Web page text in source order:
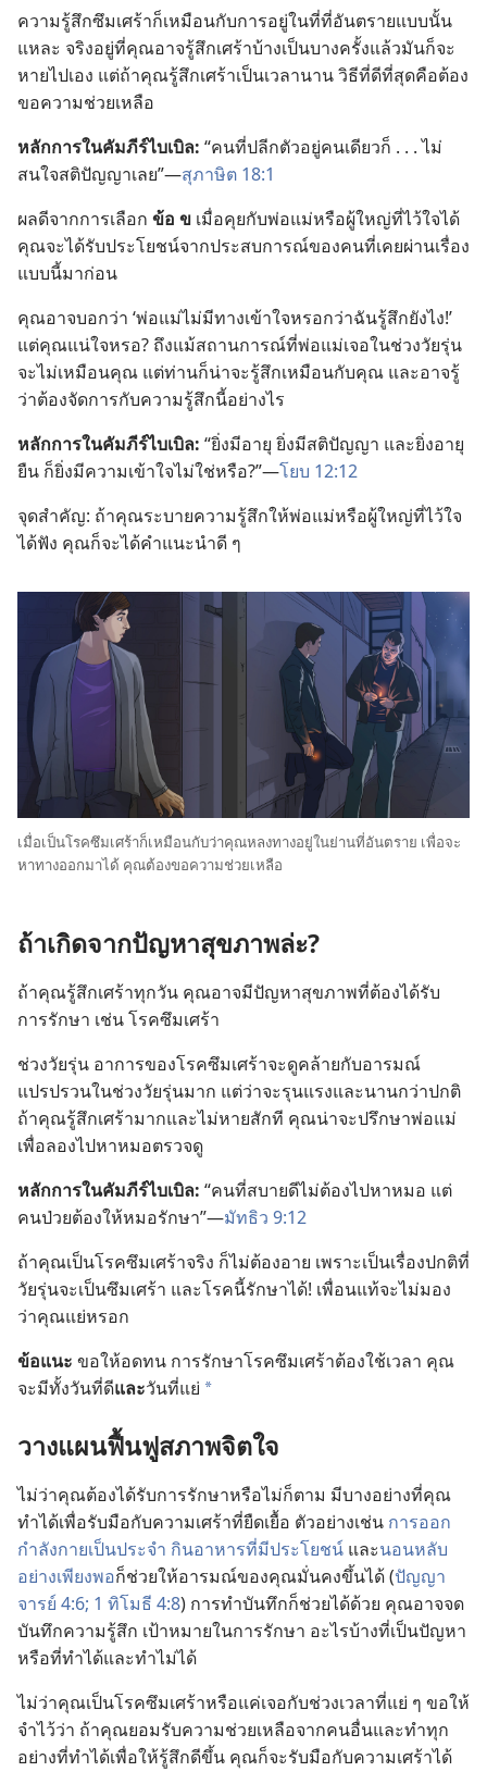
ความ​รู้สึก​ซึมเศร้า​ก็​เหมือน​กับ​การ​อยู่​ใน​ที่​ที่​อันตราย​แบบ​นั้น​
แหละ จริง​อยู่​ที่​คุณ​อาจ​รู้สึก​เศร้า​บ้าง​เป็น​บาง​ครั้ง​แล้ว​มัน​ก็​จะ​
หาย​ไป​เอง แต่​ถ้า​คุณ​รู้สึก​เศร้า​เป็น​เวลา​นาน วิธี​ที่​ดี​ที่​สุด​คือ​ต้อง​
ขอ​ความ​ช่วยเหลือ
หลักการ​ใน​คัมภีร์​ไบเบิล: “คน​ที่​ปลีก​ตัว​อยู่​คน​เดียว​ก็ . . . ไม่​
สนใจ​สติ​ปัญญา​เลย”—สุภาษิต 18:1
ผล​ดี​จาก​การ​เลือก ข้อ ข เมื่อ​คุย​กับ​พ่อ​แม่​หรือ​ผู้​ใหญ่​ที่​ไว้​ใจ​ได้
คุณ​จะ​ได้​รับ​ประโยชน์​จาก​ประสบการณ์​ของ​คน​ที่​เคย​ผ่าน​เรื่อง​
แบบ​นี้​มา​ก่อน
คุณ​อาจ​บอก​ว่า ‘พ่อ​แม่​ไม่​มี​ทาง​เข้าใจ​หรอก​ว่า​ฉัน​รู้สึก​ยัง​ไง!’
แต่​คุณ​แน่​ใจ​หรอ? ถึง​แม้​สถานการณ์​ที่​พ่อ​แม่​เจอ​ใน​ช่วง​วัยรุ่น​
จะ​ไม่​เหมือน​คุณ แต่​ท่าน​ก็​น่า​จะ​รู้สึก​เหมือน​กับ​คุณ และ​อาจ​รู้​
ว่า​ต้อง​จัด​การ​กับ​ความ​รู้สึก​นี้​อย่าง​ไร
หลักการ​ใน​คัมภีร์​ไบเบิล: “ยิ่ง​มี​อายุ ยิ่ง​มี​สติ​ปัญญา และ​ยิ่ง​อายุ​
ยืน ก็​ยิ่ง​มี​ความ​เข้าใจ​ไม่​ใช่​หรือ?”—โยบ 12:12
จุด​สำคัญ: ถ้า​คุณ​ระบาย​ความ​รู้สึก​ให้​พ่อ​แม่​หรือ​ผู้​ใหญ่​ที่​ไว้​ใจ​
ได้​ฟัง คุณ​ก็​จะ​ได้​คำ​แนะ​นำ​ดี ๆ
เมื่อ​เป็น​โรค​ซึมเศร้า​ก็​เหมือน​กับ​ว่า​คุณ​หลง​ทาง​อยู่​ใน​ย่าน​ที่​อันตราย เพื่อ​จะ​
หา​ทาง​ออก​มา​ได้ คุณ​ต้อง​ขอ​ความ​ช่วยเหลือ
ถ้า​เกิด​จาก​ปัญหา​สุขภาพ​ล่ะ?
ถ้า​คุณ​รู้สึก​เศร้า​ทุก​วัน คุณ​อาจ​มี​ปัญหา​สุขภาพ​ที่​ต้อง​ได้​รับ​
การ​รักษา เช่น โรค​ซึมเศร้า
ช่วง​วัยรุ่น อาการ​ของ​โรค​ซึมเศร้า​จะ​ดู​คล้าย​กับ​อารมณ์​
แปรปรวน​ใน​ช่วง​วัยรุ่น​มาก แต่​ว่า​จะ​รุนแรง​และ​นาน​กว่า​ปกติ
ถ้า​คุณ​รู้สึก​เศร้า​มาก​และ​ไม่​หาย​สัก​ที คุณ​น่า​จะ​ปรึกษา​พ่อ​แม่​
เพื่อ​ลอง​ไป​หา​หมอ​ตรวจ​ดู
หลักการ​ใน​คัมภีร์​ไบเบิล: “คน​ที่​สบาย​ดี​ไม่​ต้อง​ไป​หา​หมอ แต่​
คน​ป่วย​ต้อง​ให้​หมอ​รักษา”—มัทธิว 9:12
ถ้า​คุณ​เป็น​โรค​ซึมเศร้า​จริง ก็​ไม่​ต้อง​อาย เพราะ​เป็น​เรื่อง​ปกติ​ที่​
วัยรุ่น​จะ​เป็น​ซึมเศร้า และ​โรค​นี้​รักษา​ได้! เพื่อน​แท้​จะ​ไม่​มอง​
ว่า​คุณ​แย่​หรอก
ข้อ​แนะ ขอ​ให้​อด​ทน การ​รักษา​โรค​ซึมเศร้า​ต้อง​ใช้​เวลา คุณ​
จะ​มี​ทั้ง​วัน​ที่​ดี​และ​วัน​ที่​แย่ a
วาง​แผน​ฟื้นฟู​สภาพ​จิตใจ
ไม่​ว่า​คุณ​ต้อง​ได้​รับ​การ​รักษา​หรือ​ไม่​ก็​ตาม มี​บาง​อย่าง​ที่​คุณ​
ทำ​ได้​เพื่อ​รับมือ​กับ​ความ​เศร้า​ที่​ยืดเยื้อ ตัว​อย่าง​เช่น การ​ออก​
กำลัง​กาย​เป็น​ประจำ กิน​อาหาร​ที่​มี​ประโยชน์ และ​นอน​หลับ​
อย่าง​เพียง​พอ​ก็​ช่วย​ให้​อารมณ์​ของ​คุณ​มั่นคง​ขึ้น​ได้ (ปัญญา
จารย์ 4:6; 1 ทิโมธี 4:8) การ​ทำ​บันทึก​ก็​ช่วย​ได้​ด้วย คุณ​อาจ​จด​
บันทึก​ความ​รู้สึก เป้าหมาย​ใน​การ​รักษา อะไร​บ้าง​ที่​เป็น​ปัญหา​
หรือ​ที่​ทำ​ได้​และ​ทำ​ไม่​ได้
ไม่​ว่า​คุณ​เป็น​โรค​ซึมเศร้า​หรือ​แค่​เจอ​กับ​ช่วง​เวลา​ที่​แย่ ๆ ขอ​ให้​
จำ​ไว้​ว่า ถ้า​คุณ​ยอม​รับ​ความ​ช่วยเหลือ​จาก​คน​อื่น​และ​ทำ​ทุก​
อย่าง​ที่​ทำ​ได้​เพื่อ​ให้​รู้สึก​ดี​ขึ้น คุณ​ก็​จะ​รับมือ​กับ​ความ​เศร้า​ได้